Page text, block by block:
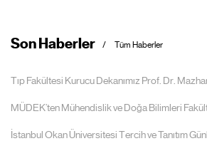
Son Haberler Tüm Haberler
Tıp Fakültesi Kurucu Dekanımız Prof. Dr.
MÜDEK’ten Mühendislik ve Doğa Bilimleri
İstanbul Okan Üniversitesi Tercih ve Tanıtım